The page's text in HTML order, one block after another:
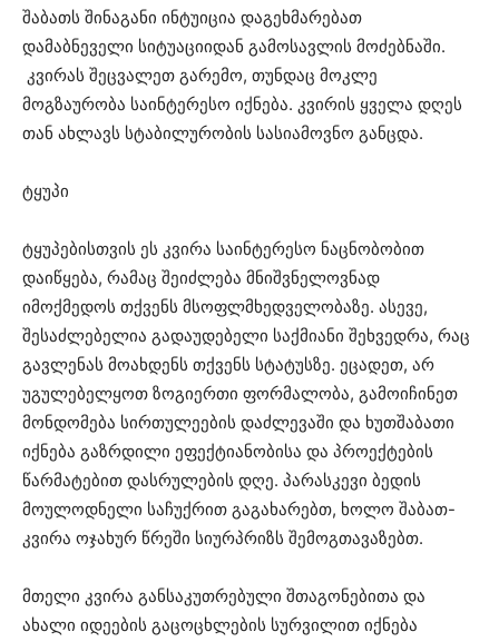
შაბათს შინაგანი ინტუიცია დაგეხმარებათ
დამაბნეველი სიტუაციიდან გამოსავლის მოძებნაში.
კვირას შეცვალეთ გარემო, თუნდაც მოკლე
მოგზაურობა საინტერესო იქნება. კვირის ყველა დღეს
თან ახლავს სტაბილურობის სასიამოვნო განცდა.
ტყუპი
ტყუპებისთვის ეს კვირა საინტერესო ნაცნობობით
დაიწყება, რამაც შეიძლება მნიშვნელოვნად
იმოქმედოს თქვენს მსოფლმხედველობაზე. ასევე,
შესაძლებელია გადაუდებელი საქმიანი შეხვედრა, რაც
გავლენას მოახდენს თქვენს სტატუსზე. ეცადეთ, არ
უგულებელყოთ ზოგიერთი ფორმალობა, გამოიჩინეთ
მონდომება სირთულეების დაძლევაში და ხუთშაბათი
იქნება გაზრდილი ეფექტიანობისა და პროექტების
წარმატებით დასრულების დღე. პარასკევი ბედის
მოულოდნელი საჩუქრით გაგახარებთ, ხოლო შაბათ-
კვირა ოჯახურ წრეში სიურპრიზს შემოგთავაზებთ.
მთელი კვირა განსაკუთრებული შთაგონებითა და
ახალი იდეების გაცოცხლების სურვილით იქნება